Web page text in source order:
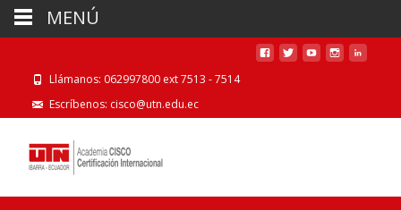
Llámanos: 062997800 ext 7513 - 7514
Escríbenos: cisco@utn.edu.ec
MENÚ